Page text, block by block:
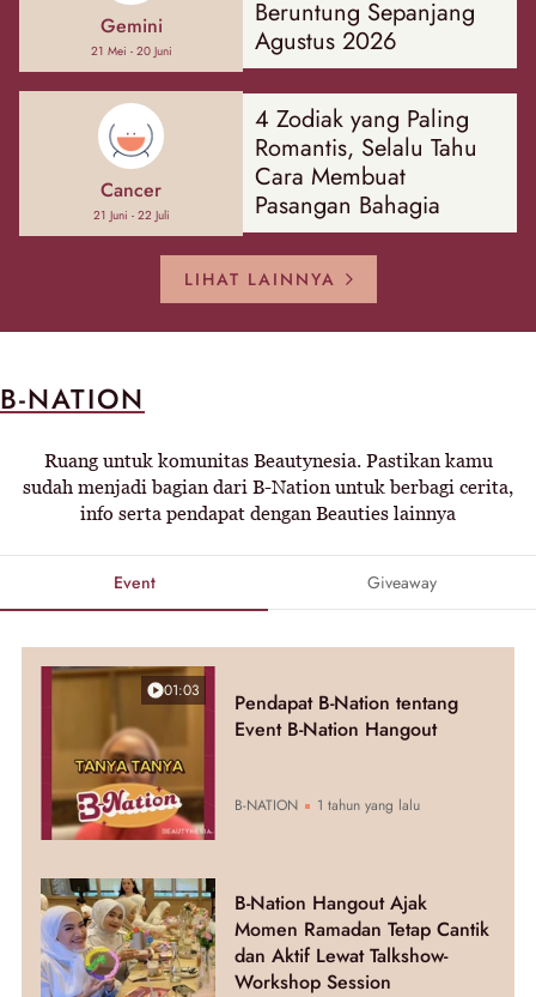
Gemini
21 Mei - 20 Juni
Beruntung Sepanjang
Agustus 2026
Cancer
21 Juni - 22 Juli
4 Zodiak yang Paling
Romantis, Selalu Tahu
Cara Membuat
Pasangan Bahagia
LIHAT LAINNYA
B-NATION
Ruang untuk komunitas Beautynesia. Pastikan kamu
sudah menjadi bagian dari B-Nation untuk berbagi cerita,
info serta pendapat dengan Beauties lainnya
Event Giveaway
01:03
Pendapat B-Nation tentang
Event B-Nation Hangout
B-NATION 1 tahun yang lalu
B-Nation Hangout Ajak
Momen Ramadan Tetap Cantik
dan Aktif Lewat Talkshow-
Workshop Session